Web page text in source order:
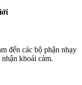
đến các bộ phận nhạy
khoái cảm.